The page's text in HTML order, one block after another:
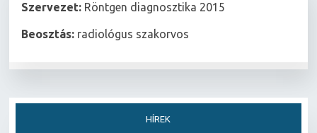
Szervezet: Röntgen diagnosztika 2015
Beosztás: radiológus szakorvos
HÍREK